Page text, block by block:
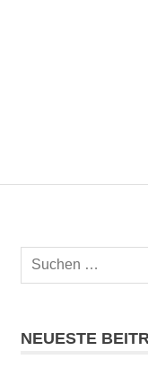
Suchen
NEUESTE